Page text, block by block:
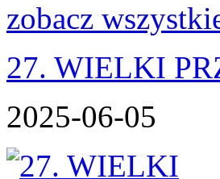
zobacz
27. WIELKI
2025-06-05